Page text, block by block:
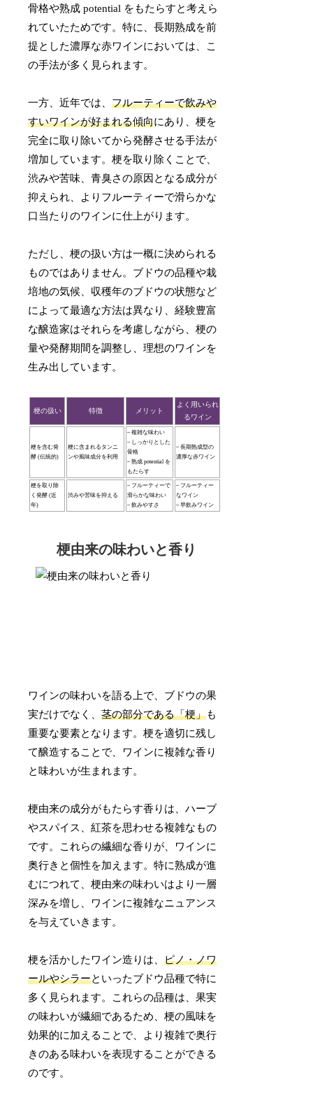
骨格や熟成 potential をもたらすと考えら
れていたためです。特に、長期熟成を前
提とした濃厚な赤ワインにおいては、こ
の手法が多く見られます。
一方、近年では、フルーティーで飲みや
すいワインが好まれる傾向にあり、梗を
完全に取り除いてから発酵させる手法が
増加しています。梗を取り除くことで、
渋みや苦味、青臭さの原因となる成分が
抑えられ、よりフルーティーで滑らかな
口当たりのワインに仕上がります。
ただし、梗の扱い方は一概に決められる
ものではありません。ブドウの品種や栽
培地の気候、収穫年のブドウの状態など
によって最適な方法は異なり、経験豊富
な醸造家はそれらを考慮しながら、梗の
量や発酵期間を調整し、理想のワインを
生み出しています。
梗の扱い 特徴 メリット
よく用いられ
るワイン
梗を含む発
酵 (伝統的)
梗に含まれるタンニ
ンや風味成分を利用
– 複雑な味わい
– しっかりとした
骨格
– 熟成 potential を
もたらす
– 長期熟成型の
濃厚な赤ワイン
梗を取り除
く発酵 (近
年)
渋みや苦味を抑える
– フルーティーで
滑らかな味わい
– 飲みやすさ
– フルーティー
なワイン
– 早飲みワイン
梗由来の味わいと香り
ワインの味わいを語る上で、ブドウの果
実だけでなく、茎の部分である「梗」も
重要な要素となります。梗を適切に残し
て醸造することで、ワインに複雑な香り
と味わいが生まれます。
梗由来の成分がもたらす香りは、ハーブ
やスパイス、紅茶を思わせる複雑なもの
です。これらの繊細な香りが、ワインに
奥行きと個性を加えます。特に熟成が進
むにつれて、梗由来の味わいはより一層
深みを増し、ワインに複雑なニュアンス
を与えていきます。
梗を活かしたワイン造りは、ピノ・ノワ
ールやシラーといったブドウ品種で特に
多く見られます。これらの品種は、果実
の味わいが繊細であるため、梗の風味を
効果的に加えることで、より複雑で奥行
きのある味わいを表現することができる
のです。